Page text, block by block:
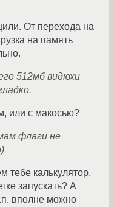
От перехода на
на память
512мб видюхи
или с макосью?
флаги не
тебе калькулятор,
запускать? А
вполне можно